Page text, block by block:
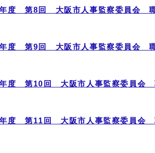
度 第8回 大阪市人事監察委員会
度 第9回 大阪市人事監察委員会
度 第10回 大阪市人事監察委員会
度 第11回 大阪市人事監察委員会